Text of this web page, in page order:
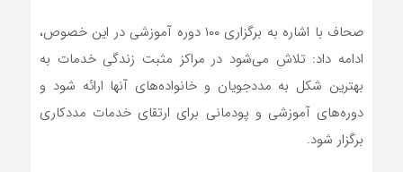
صحاف با اشاره به برگزاری ۱۰۰ دوره آموزشی در این خصوص،
ادامه داد: تلاش می‌شود در مراکز مثبت زندگی خدمات به
بهترین شکل به مددجویان و خانواده‌های آنها ارائه شود و
دوره‌های آموزشی و پودمانی برای ارتقای خدمات مددکاری
برگزار شود.